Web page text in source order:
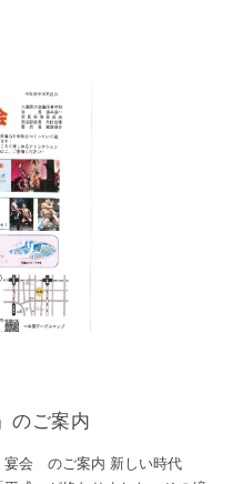
のご案内
会 のご案内 新しい時代